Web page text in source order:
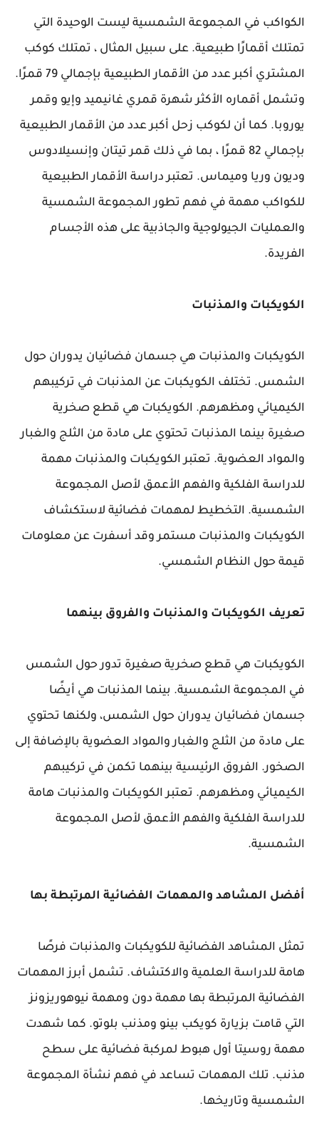
الكواكب في المجموعة الشمسية ليست الوحيدة التي
تمتلك أقمارًا طبيعية. على سبيل المثال ، تمتلك كوكب
المشتري أكبر عدد من الأقمار الطبيعية بإجمالي 79 قمرًا.
وتشمل أقماره الأكثر شهرة قمري غانيميد وإيو وقمر
يوروبا. كما أن لكوكب زحل أكبر عدد من الأقمار الطبيعية
بإجمالي 82 قمرًا ، بما في ذلك قمر تيتان وإنسيلادوس
وديون وريا وميماس. تعتبر دراسة الأقمار الطبيعية
للكواكب مهمة في فهم تطور المجموعة الشمسية
والعمليات الجيولوجية والجاذبية على هذه الأجسام
الفريدة.
الكويكبات والمذنبات
الكويكبات والمذنبات هي جسمان فضائيان يدوران حول
الشمس. تختلف الكويكبات عن المذنبات في تركيبهم
الكيميائي ومظهرهم. الكويكبات هي قطع صخرية
صغيرة بينما المذنبات تحتوي على مادة من الثلج والغبار
والمواد العضوية. تعتبر الكويكبات والمذنبات مهمة
للدراسة الفلكية والفهم الأعمق لأصل المجموعة
الشمسية. التخطيط لمهمات فضائية لاستكشاف
الكويكبات والمذنبات مستمر وقد أسفرت عن معلومات
قيمة حول النظام الشمسي.
تعريف الكويكبات والمذنبات والفروق بينهما
الكويكبات هي قطع صخرية صغيرة تدور حول الشمس
في المجموعة الشمسية. بينما المذنبات هي أيضًا
جسمان فضائيان يدوران حول الشمس، ولكنها تحتوي
على مادة من الثلج والغبار والمواد العضوية بالإضافة إلى
الصخور. الفروق الرئيسية بينهما تكمن في تركيبهم
الكيميائي ومظهرهم. تعتبر الكويكبات والمذنبات هامة
للدراسة الفلكية والفهم الأعمق لأصل المجموعة
الشمسية.
أفضل المشاهد والمهمات الفضائية المرتبطة بها
تمثل المشاهد الفضائية للكويكبات والمذنبات فرصًا
هامة للدراسة العلمية والاكتشاف. تشمل أبرز المهمات
الفضائية المرتبطة بها مهمة دون ومهمة نيوهوريزونز
التي قامت بزيارة كويكب بينو ومذنب بلوتو. كما شهدت
مهمة روسيتا أول هبوط لمركبة فضائية على سطح
مذنب. تلك المهمات تساعد في فهم نشأة المجموعة
الشمسية وتاريخها.